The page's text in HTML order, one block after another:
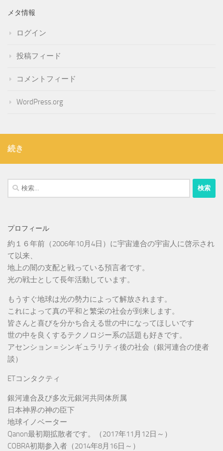
メタ情報
ログイン
投稿フィード
コメントフィード
WordPress.org
続き
検
索:
プロフィール
約１６年前（2006年10月4日）に宇宙連合の宇宙人に啓示され
て以来、
地上の闇の支配と戦っている預言者です。
光の戦士として長年活動しています。
もうすぐ地球は光の勢力によって解放されます。
これによって真の平和と繁栄の社会が到来します。
皆さんと喜びを分かち合える世の中になってほしいです
世の中を良くするテクノロジー系の話題も好きです。
アセンション＝シンギュラリティ後の社会（銀河連合の使者
談）
ETコンタクティ
銀河連合及び多次元銀河共同体所属
日本神界の神の臣下
地球イノベーター
Qanon最初期拡散者です。（2017年11月12日～）
COBRA初期参入者（2014年8月16日～）